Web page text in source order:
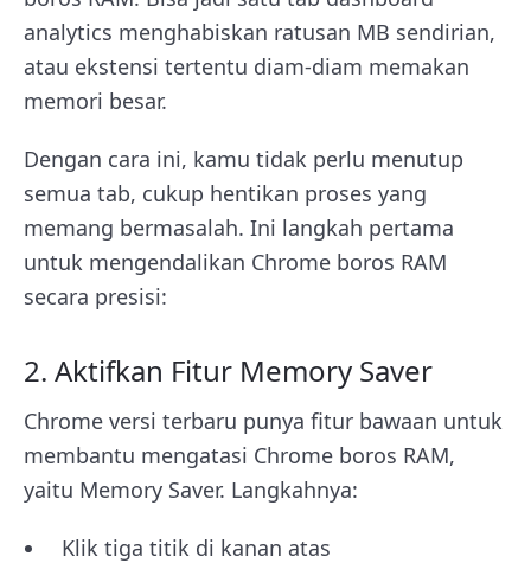
analytics menghabiskan ratusan MB sendirian,
atau ekstensi tertentu diam-diam memakan
memori besar.
Dengan cara ini, kamu tidak perlu menutup
semua tab, cukup hentikan proses yang
memang bermasalah. Ini langkah pertama
untuk mengendalikan Chrome boros RAM
secara presisi:
2. Aktifkan Fitur Memory Saver
Chrome versi terbaru punya fitur bawaan untuk
membantu mengatasi Chrome boros RAM,
yaitu Memory Saver. Langkahnya:
Klik tiga titik di kanan atas